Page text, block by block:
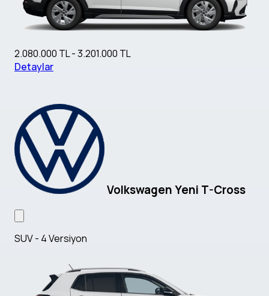
2.080.000 TL - 3.201.000 TL
Detaylar
Volkswagen Yeni T-Cross
SUV - 4 Versiyon